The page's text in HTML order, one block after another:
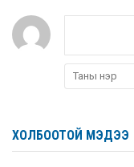
ХОЛБООТОЙ МЭДЭЭ